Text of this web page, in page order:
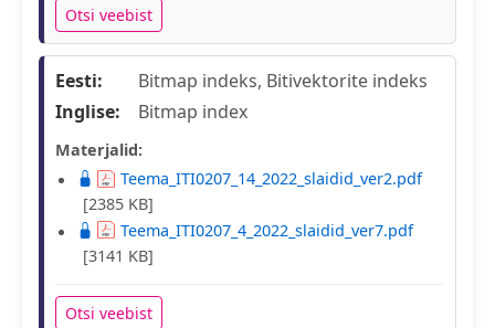
Otsi veebist
Eesti:
Bitmap indeks, Bitivektorite indeks
Inglise:
Bitmap index
Materjalid:
Teema_ITI0207_14_2022_slaidid_ver2.pdf
[2385 KB]
Teema_ITI0207_4_2022_slaidid_ver7.pdf
[3141 KB]
Otsi veebist